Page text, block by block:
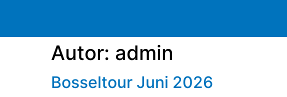
Autor: admin
Bosseltour Juni 2026